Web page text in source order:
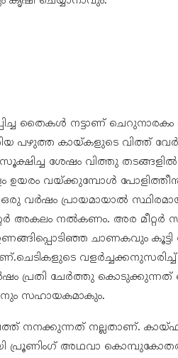
തൈകൾ നട്ടാണ്
പഴുത്ത കായ്കളുടെ വിത്ത്
ശേഷം വിത്തു
ഉയരം വയ്ക്കുമ്പോൾ പോളിത്തീൻ
വർഷം പ്രായമായാൽ
അകലം നൽകണം. അര
ചാണകവും
വളർച്ചക്കനുസരിച്ച്
പ്രതി ചേർത്തു കൊടുക്കുന്നത്
സഹായകമാകും.
നനക്കുന്നത് നല്ലതാണ്.
പ്രൂണിംഗ് അഥവാ